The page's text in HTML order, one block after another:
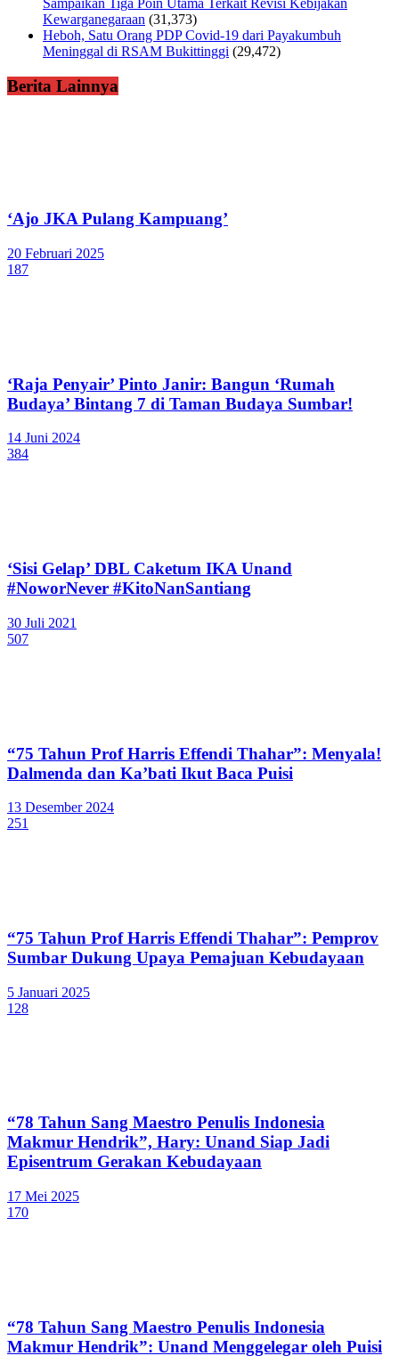
Sampaikan Tiga Poin Utama Terkait Revisi Kebijakan
Kewarganegaraan (31,373)
Heboh, Satu Orang PDP Covid-19 dari Payakumbuh
Meninggal di RSAM Bukittinggi (29,472)
Berita Lainnya
‘Ajo JKA Pulang Kampuang’
20 Februari 2025
187
‘Raja Penyair’ Pinto Janir: Bangun ‘Rumah
Budaya’ Bintang 7 di Taman Budaya Sumbar!
14 Juni 2024
384
‘Sisi Gelap’ DBL Caketum IKA Unand
#NoworNever #KitoNanSantiang
30 Juli 2021
507
“75 Tahun Prof Harris Effendi Thahar”: Menyala!
Dalmenda dan Ka’bati Ikut Baca Puisi
13 Desember 2024
251
“75 Tahun Prof Harris Effendi Thahar”: Pemprov
Sumbar Dukung Upaya Pemajuan Kebudayaan
5 Januari 2025
128
“78 Tahun Sang Maestro Penulis Indonesia
Makmur Hendrik”, Hary: Unand Siap Jadi
Episentrum Gerakan Kebudayaan
17 Mei 2025
170
“78 Tahun Sang Maestro Penulis Indonesia
Makmur Hendrik”: Unand Menggelegar oleh Puisi